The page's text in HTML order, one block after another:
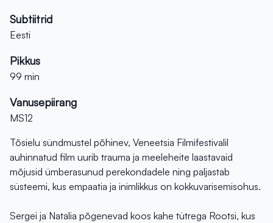
Subtiitrid
Eesti
Pikkus
99 min
Vanusepiirang
MS12
Tõsielu sündmustel põhinev, Veneetsia Filmifestivalil
auhinnatud film uurib trauma ja meeleheite laastavaid
mõjusid ümberasunud perekondadele ning paljastab
süsteemi, kus empaatia ja inimlikkus on kokkuvarisemisohus.
Sergei ja Natalia põgenevad koos kahe tütrega Rootsi, kus